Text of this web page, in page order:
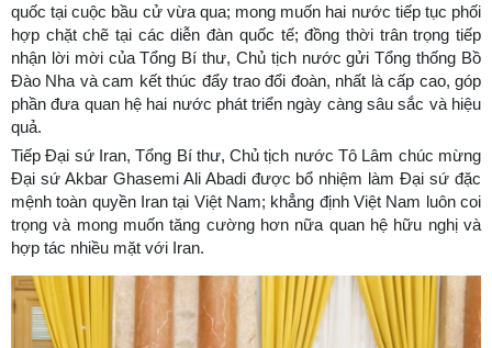
quốc tại cuộc bầu cử vừa qua; mong muốn hai nước tiếp tục phối
hợp chặt chẽ tại các diễn đàn quốc tế; đồng thời trân trọng tiếp
nhận lời mời của Tổng Bí thư, Chủ tịch nước gửi Tổng thống Bồ
Đào Nha và cam kết thúc đẩy trao đổi đoàn, nhất là cấp cao, góp
phần đưa quan hệ hai nước phát triển ngày càng sâu sắc và hiệu
quả.
Tiếp Đại sứ Iran, Tổng Bí thư, Chủ tịch nước Tô Lâm chúc mừng
Đại sứ Akbar Ghasemi Ali Abadi được bổ nhiệm làm Đại sứ đặc
mệnh toàn quyền Iran tại Việt Nam; khẳng định Việt Nam luôn coi
trọng và mong muốn tăng cường hơn nữa quan hệ hữu nghị và
hợp tác nhiều mặt với Iran.